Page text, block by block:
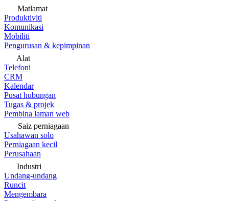
Matlamat
Produktiviti
Komunikasi
Mobiliti
Pengurusan & kepimpinan
Alat
Telefoni
CRM
Kalendar
Pusat hubungan
Tugas & projek
Pembina laman web
Saiz perniagaan
Usahawan solo
Perniagaan kecil
Perusahaan
Industri
Undang-undang
Runcit
Mengembara